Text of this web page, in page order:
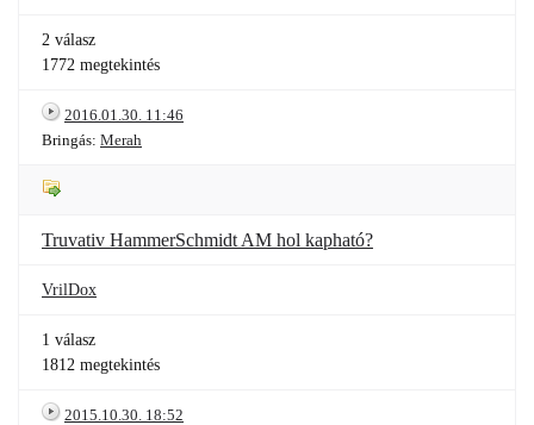
2 válasz
1772 megtekintés
2016.01.30. 11:46
Bringás: Merah
Truvativ HammerSchmidt AM hol kapható?
VrilDox
1 válasz
1812 megtekintés
2015.10.30. 18:52